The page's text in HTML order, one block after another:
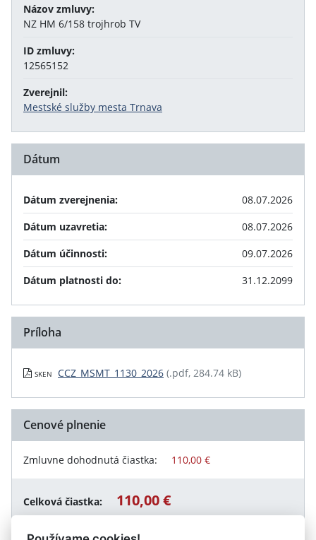
Názov zmluvy:
NZ HM 6/158 trojhrob TV
ID zmluvy:
12565152
Zverejnil:
Mestské služby mesta Trnava
Dátum
Dátum zverejnenia:
08.07.2026
Dátum uzavretia:
08.07.2026
Dátum účinnosti:
09.07.2026
Dátum platnosti do:
31.12.2099
Príloha
SKEN CCZ_MSMT_1130_2026 (.pdf, 284.74 kB)
Cenové plnenie
Zmluvne dohodnutá čiastka: 110,00 €
Celková čiastka: 110,00 €